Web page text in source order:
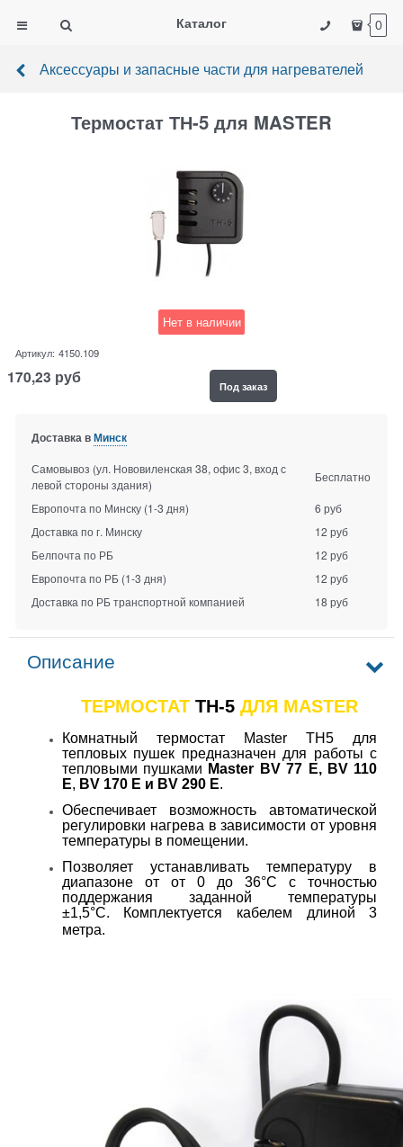
Каталог 0
Аксессуары и запасные части для нагревателей
Термостат ТН-5 для MASTER
Нет в наличии
Артикул: 4150.109
170,23 руб Под заказ
Доставка вМинск
Самовывоз (ул. Нововиленская 38, офис 3, вход с
левой стороны здания)
Бесплатно
Европочта по Минску (1-3 дня)
6 руб
Доставка по г. Минску
12 руб
Белпочта по РБ
12 руб
Европочта по РБ (1-3 дня)
12 руб
Доставка по РБ транспортной компанией
18 руб
Описание
ТЕРМОСТАТ ТН-5 ДЛЯ MASTER
Комнатный термостат Master TH5 для
тепловых пушек предназначен для работы с
тепловыми пушками Master BV 77 E, BV 110
E, BV 170 E и BV 290 E.
Обеспечивает возможность автоматической
регулировки нагрева в зависимости от уровня
температуры в помещении.
Позволяет устанавливать температуру в
диапазоне от от 0 до 36°С с точностью
поддержания заданной температуры
±1,5°С. Комплектуется кабелем длиной 3
метра.